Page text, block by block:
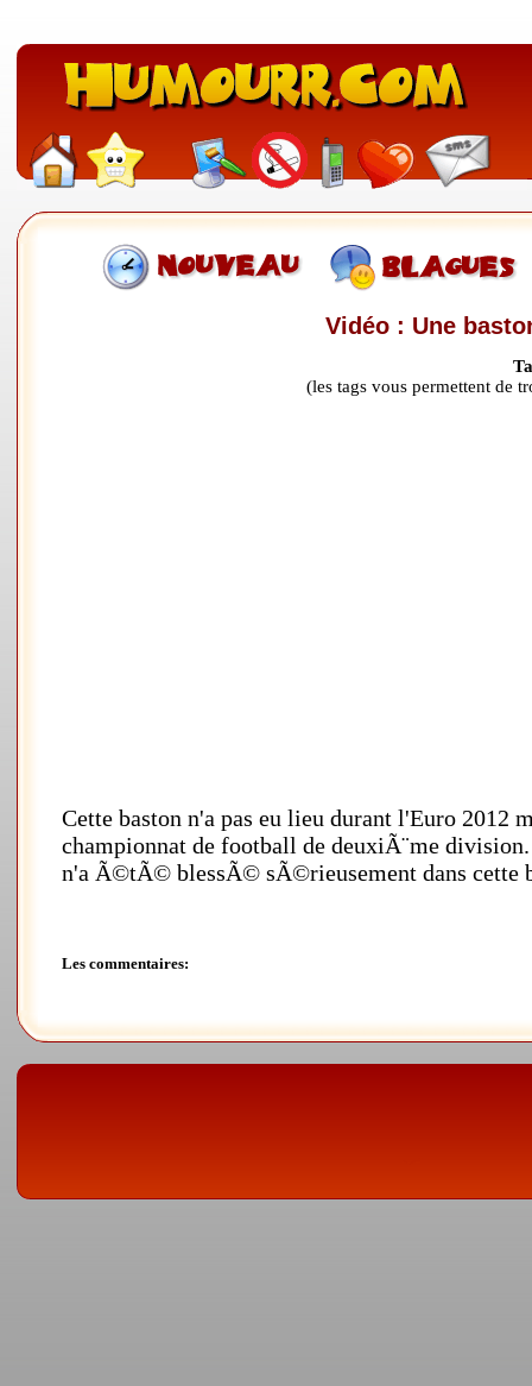
Vidéo : Une
(les tags vous permettent de
Cette baston n'a pas eu lieu durant l'Euro 2012
championnat de football de deuxiÃ¨me
n'a Ã©tÃ© blessÃ© sÃ©rieusement dans cette
Les commentaires: